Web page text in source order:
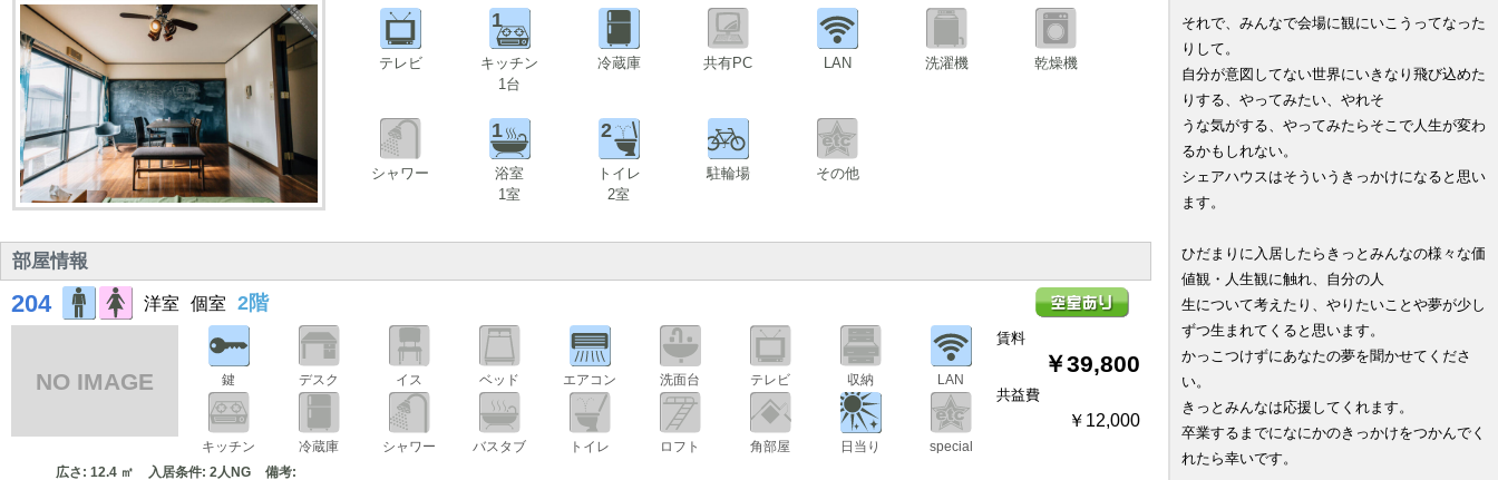
テレビ
1
キッチン
1台
冷蔵庫 共有PC LAN 洗濯機 乾燥機
シャワー
1
浴室
1室
2
トイレ
2室
駐輪場 その他
部屋情報
204 洋室 個室 2階
NO IMAGE 鍵 デスク イス ベッド エアコン 洗面台 テレビ 収納 LAN
キッチン 冷蔵庫 シャワー バスタブ トイレ ロフト 角部屋 日当り special
賃料
￥39,800
共益費
￥12,000
広さ: 12.4 ㎡ 入居条件: 2人NG 備考:
それで、みんなで会場に観にいこうってなった
りして。
自分が意図してない世界にいきなり飛び込めた
りする、やってみたい、やれそ
うな気がする、やってみたらそこで人生が変わ
るかもしれない。
シェアハウスはそういうきっかけになると思い
ます。
ひだまりに入居したらきっとみんなの様々な価
値観・人生観に触れ、自分の人
生について考えたり、やりたいことや夢が少し
ずつ生まれてくると思います。
かっこつけずにあなたの夢を聞かせてくださ
い。
きっとみんなは応援してくれます。
卒業するまでになにかのきっかけをつかんでく
れたら幸いです。